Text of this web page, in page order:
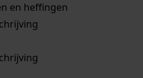
en heffingen